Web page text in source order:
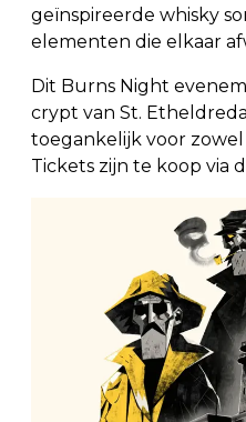
geïnspireerde whisky
elementen die elkaar
Dit Burns Night
crypt van St.
toegankelijk voor
Tickets zijn te koop via